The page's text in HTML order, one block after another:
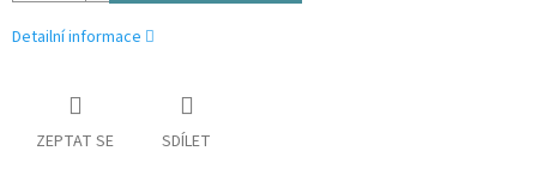
Detailní informace
ZEPTAT SE SDÍLET